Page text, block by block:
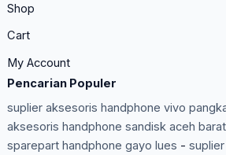
Shop
Cart
My Account
Pencarian Populer
suplier aksesoris handphone vivo
aksesoris handphone sandisk aceh
sparepart handphone gayo lues -